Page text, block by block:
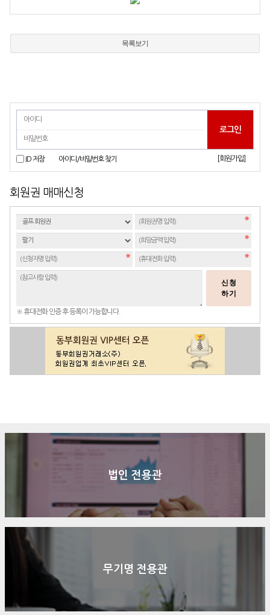
목록보기
ID 저장 아이디/비밀번호 찾기 [회원가입]
회원권 매매신청
신청
하기
※ 휴대전화 인증 후 등록이 가능합니다.
구매문의 상담신청
법인 전용관
무기명 전용관